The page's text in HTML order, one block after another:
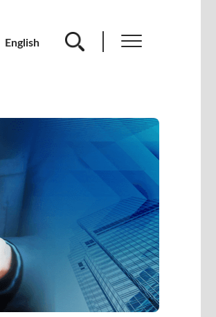
English